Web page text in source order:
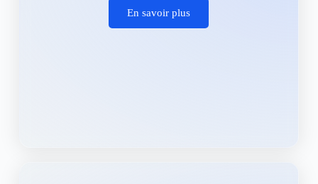
En savoir plus